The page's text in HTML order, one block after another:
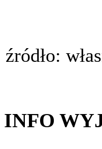
źródło:
INFO